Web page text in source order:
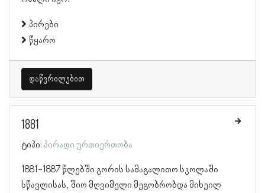
პირები
წყარო
დაწვრილებით
1881
ტიპი: პირადი ურთიერთობა
1881-1887 წლებში გორის სამაგალითო სკოლაში
სწავლისას, შიო მღვიმელი მეგობრობდა მიხეილ